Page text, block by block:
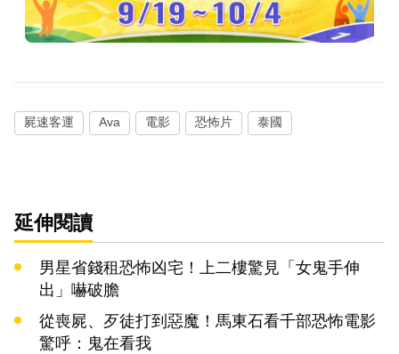
屍速客運 Ava 電影 恐怖片 泰國
延伸閱讀
男星省錢租恐怖凶宅！上二樓驚見「女鬼手伸
出」嚇破膽
從喪屍、歹徒打到惡魔！馬東石看千部恐怖電影
驚呼：鬼在看我